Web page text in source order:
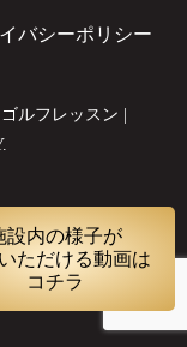
設内の様子が
ただける動画は
コチラ
バシーポリシー
ルフレッスン |